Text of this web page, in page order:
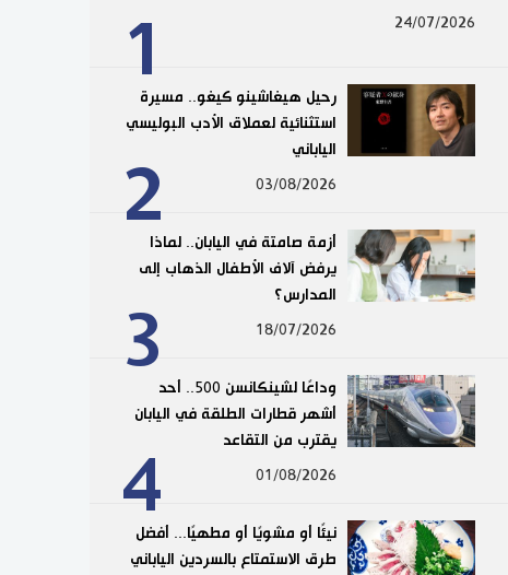
1 24/07/2026
2
رحيل هيغاشينو كيغو.. مسيرة
استثنائية لعملاق الأدب البوليسي
الياباني
03/08/2026
3
أزمة صامتة في اليابان.. لماذا
يرفض آلاف الأطفال الذهاب إلى
المدارس؟
18/07/2026
4
وداعًا لشينكانسن 500.. أحد
أشهر قطارات الطلقة في اليابان
يقترب من التقاعد
01/08/2026
نيئًا أو مشويًا أو مطهيًا... أفضل
طرق الاستمتاع بالسردين الياباني